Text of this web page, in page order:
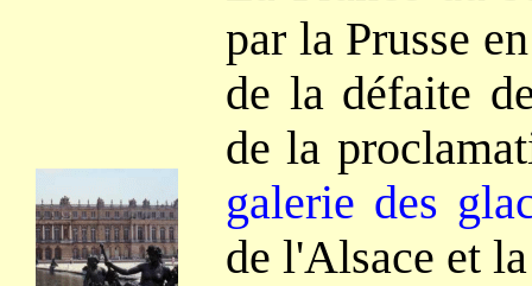
par la Prusse
de la défaite
de la
galerie des
de l'Alsace et